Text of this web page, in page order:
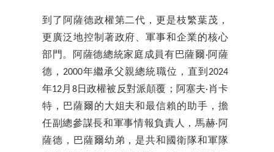
到了阿薩德政權第二代，更是枝繁葉茂，
更廣泛地控制著政府、軍事和企業的核心
部門。阿薩德總統家庭成員有巴薩爾·阿薩
德，2000年繼承父親總統職位，直到2024
年12月8日政權被反對派顛覆；阿塞夫·肖卡
特，巴薩爾的大姐夫和最信賴的助手，擔
任副總參謀長和軍事情報負責人，馬赫·阿
薩德，巴薩爾幼弟，是共和國衛隊和軍隊